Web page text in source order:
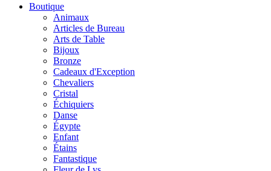
Boutique
Animaux
Articles de Bureau
Arts de Table
Bijoux
Bronze
Cadeaux d'Exception
Chevaliers
Cristal
Échiquiers
Danse
Égypte
Enfant
Étains
Fantastique